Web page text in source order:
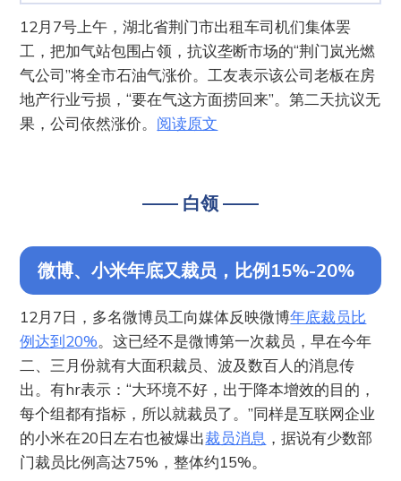
12月7号上午，湖北省荆门市出租车司机们集体罢
工，把加气站包围占领，抗议垄断市场的“荆门岚光燃
气公司”将全市石油气涨价。工友表示该公司老板在房
地产行业亏损，“要在气这方面捞回来”。第二天抗议无
果，公司依然涨价。 阅读原文
—— 白领 ——
微博、小米年底又裁员，比例15%-20%
12月7日，多名微博员工向媒体反映微博年底裁员比
例达到20%。这已经不是微博第一次裁员，早在今年
二、三月份就有大面积裁员、波及数百人的消息传
出。有hr表示：“大环境不好，出于降本增效的目的，
每个组都有指标，所以就裁员了。”同样是互联网企业
的小米在20日左右也被爆出裁员消息 ，据说有少数部
门裁员比例高达75%，整体约15%。